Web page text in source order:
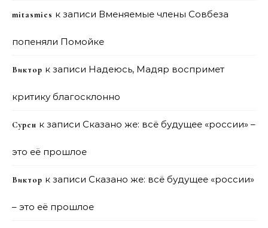
mitasmies к записи Вменяемые члены Совбеза
попеняли Помойке
Виктор к записи Надеюсь, Мадяр воспримет
критику благосклонно
Сурен к записи Сказано же: всё будущее «россии» –
это её прошлое
Виктор к записи Сказано же: всё будущее «россии»
– это её прошлое